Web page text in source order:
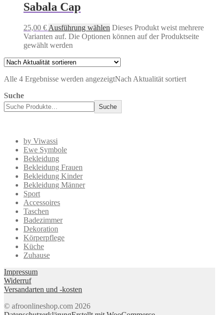
Sabala Cap
25,00 € Ausführung wählen Dieses Produkt weist mehrere
Varianten auf. Die Optionen können auf der Produktseite
gewählt werden
Alle 4 Ergebnisse werden angezeigtNach Aktualität sortiert
Suche
Suche
by Viwassi
Ewe Symbole
Bekleidung
Bekleidung Frauen
Bekleidung Kinder
Bekleidung Männer
Sport
Accessoires
Taschen
Badezimmer
Dekoration
Körperpflege
Küche
Zuhause
Impressum
Widerruf
Versandarten und -kosten
© afroonlineshop.com 2026